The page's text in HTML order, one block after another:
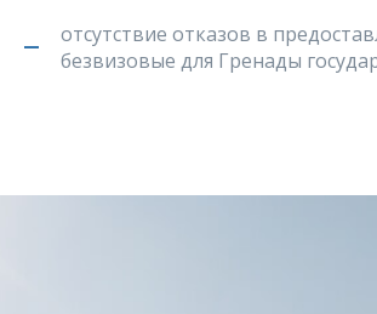
отсутствие отказов в
безвизовые для Гренады